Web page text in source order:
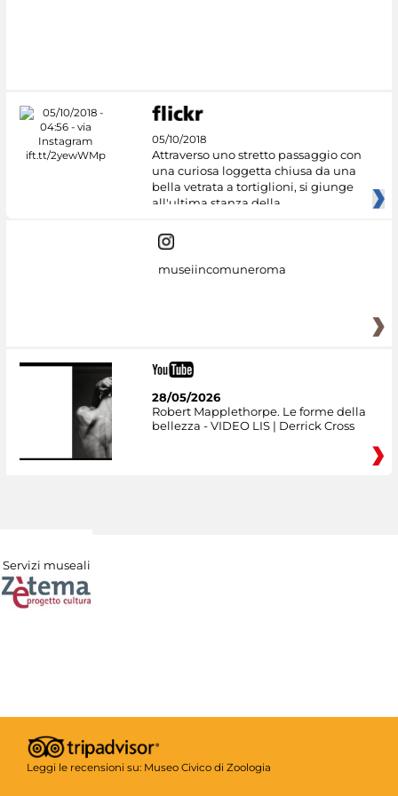
05/10/2018
Attraverso uno stretto passaggio con
una curiosa loggetta chiusa da una
bella vetrata a tortiglioni, si giunge
all'ultima stanza della
museiincomuneroma
28/05/2026
Robert Mapplethorpe. Le forme della
bellezza - VIDEO LIS | Derrick Cross
Servizi museali
Leggi le recensioni su: Museo Civico di Zoologia